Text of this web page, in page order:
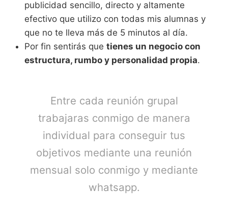
publicidad sencillo, directo y altamente
efectivo que utilizo con todas mis alumnas y
que no te lleva más de 5 minutos al día.
Por fin sentirás que tienes un negocio con
estructura, rumbo y personalidad propia.
Entre cada reunión grupal
trabajaras conmigo de manera
individual para conseguir tus
objetivos mediante una reunión
mensual solo conmigo y mediante
whatsapp.